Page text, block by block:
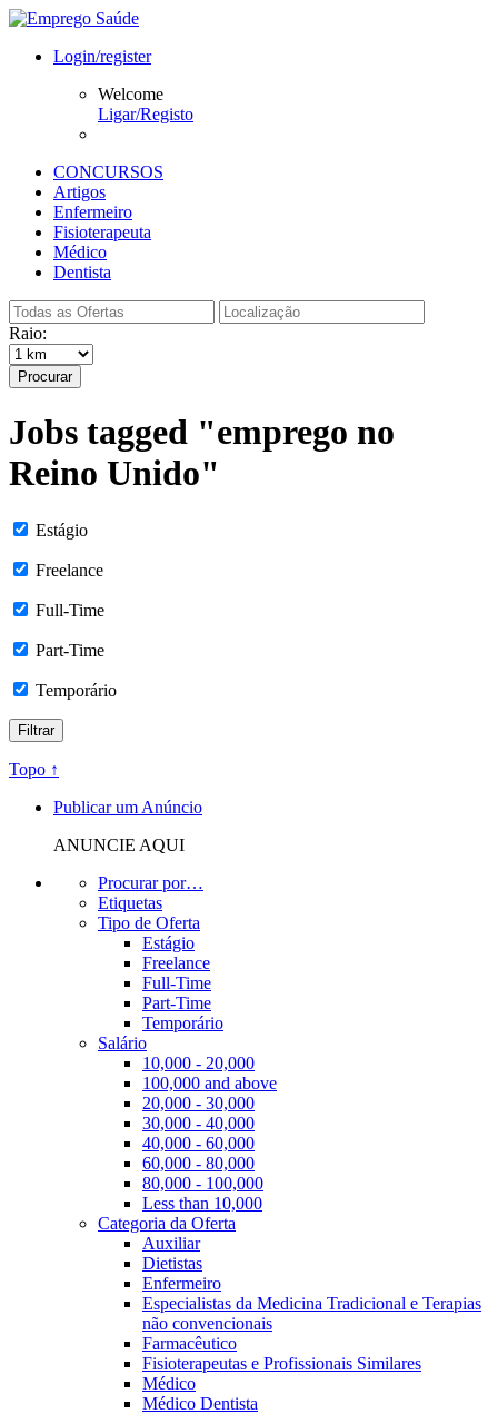
Login/register
Welcome
Ligar/Registo
CONCURSOS
Artigos
Enfermeiro
Fisioterapeuta
Médico
Dentista
Raio:
Procurar
Jobs tagged "emprego no
Reino Unido"
Estágio
Freelance
Full-Time
Part-Time
Temporário
Topo ↑
Publicar um Anúncio
ANUNCIE AQUI
Procurar por…
Etiquetas
Tipo de Oferta
Estágio
Freelance
Full-Time
Part-Time
Temporário
Salário
10,000 - 20,000
100,000 and above
20,000 - 30,000
30,000 - 40,000
40,000 - 60,000
60,000 - 80,000
80,000 - 100,000
Less than 10,000
Categoria da Oferta
Auxiliar
Dietistas
Enfermeiro
Especialistas da Medicina Tradicional e Terapias
não convencionais
Farmacêutico
Fisioterapeutas e Profissionais Similares
Médico
Médico Dentista